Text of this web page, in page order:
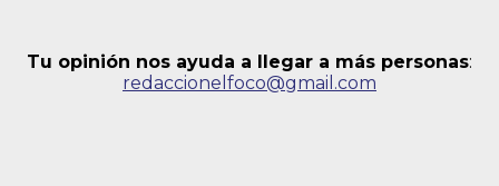
Tu opinión nos ayuda a llegar a más personas:
redaccionelfoco@gmail.com